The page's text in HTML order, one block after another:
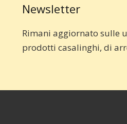
Newsletter
Rimani aggiornato sulle
prodotti casalinghi, di